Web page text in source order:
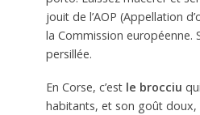
jouit de l’AOP (Appellation
la Commission européenne.
persillée.
En Corse, c’est le brocciu
habitants, et son goût doux,